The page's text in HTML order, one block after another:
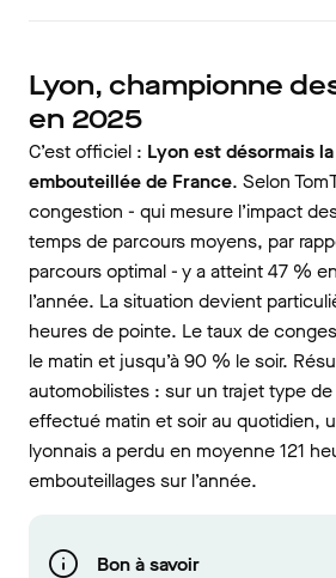
Lyon, championne
en 2025
C’est officiel : Lyon est désormais
embouteillée de France. Selon
congestion - qui mesure l’impact
temps de parcours moyens, par
parcours optimal - y a atteint 47 %
l’année. La situation devient
heures de pointe. Le taux de
le matin et jusqu’à 90 % le soir.
automobilistes : sur un trajet type
effectué matin et soir au quotidien,
lyonnais a perdu en moyenne 121
embouteillages sur l’année.
Bon à savoir